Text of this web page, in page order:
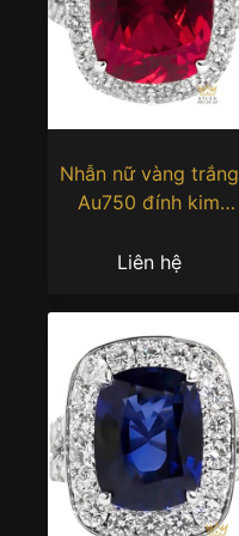
Nhẫn nữ vàng trắng
Au750 đính kim
đỏ
Liên hệ